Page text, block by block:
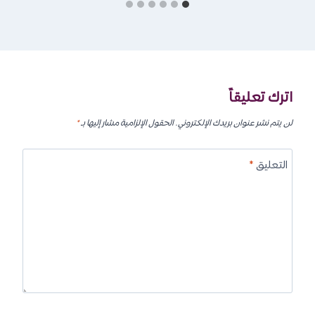
اترك تعليقاً
لن يتم نشر عنوان بريدك الإلكتروني.الحقول الإلزامية مشار إليها بـ*
التعليق*